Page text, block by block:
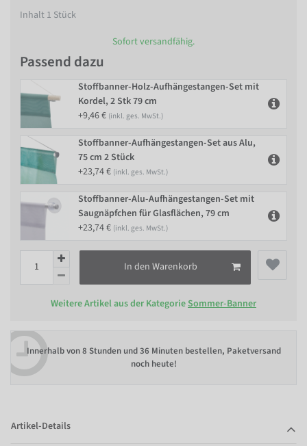
Inhalt 1 Stück
Sofort versandfähig.
Passend dazu
Stoffbanner-Holz-Aufhängestangen-Set mit
Kordel, 2 Stk 79 cm
+9,46 € (inkl. ges. MwSt.)
Stoffbanner-Aufhängestangen-Set aus Alu,
75 cm 2 Stück
+23,74 € (inkl. ges. MwSt.)
Stoffbanner-Alu-Aufhängestangen-Set mit
Saugnäpfchen für Glasflächen, 79 cm
+23,74 € (inkl. ges. MwSt.)
In den Warenkorb
Weitere Artikel aus der KategorieSommer-Banner
Innerhalb von8 Stunden und 36 Minuten bestellen, Paketversand
noch heute!
Artikel-Details